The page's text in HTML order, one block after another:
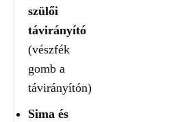
szülői
távirányító
(vészfék
gomb a
távirányítón)
Sima és